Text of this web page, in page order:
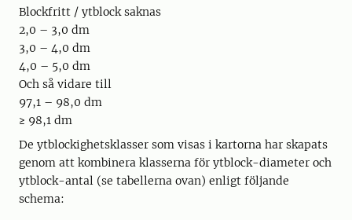
Blockfritt / ytblock saknas
2,0 – 3,0 dm
3,0 – 4,0 dm
4,0 – 5,0 dm
Och så vidare till
97,1 – 98,0 dm
≥ 98,1 dm
De ytblockighetsklasser som visas i kartorna har skapats
genom att kombinera klasserna för ytblock-diameter och
ytblock-antal (se tabellerna ovan) enligt följande
schema: